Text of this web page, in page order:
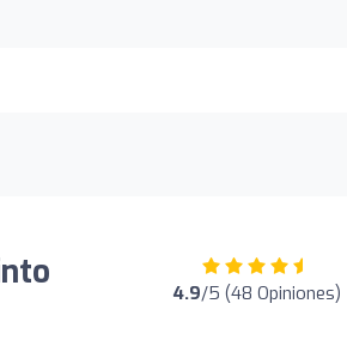
4.9/5 (48 Opiniones)